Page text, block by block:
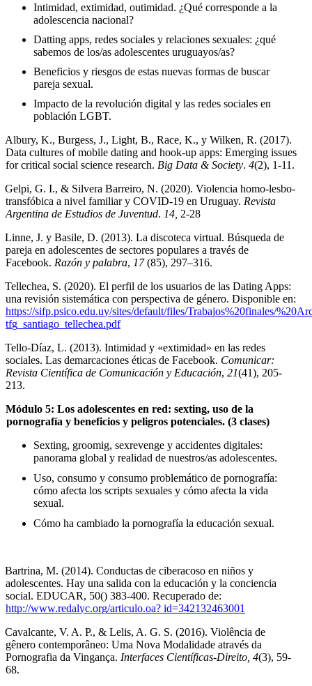
Intimidad, extimidad, outimidad. ¿Qué corresponde a la
adolescencia nacional?
Datting apps, redes sociales y relaciones sexuales: ¿qué
sabemos de los/as adolescentes uruguayos/as?
Beneficios y riesgos de estas nuevas formas de buscar
pareja sexual.
Impacto de la revolución digital y las redes sociales en
población LGBT.
Albury, K., Burgess, J., Light, B., Race, K., y Wilken, R. (2017).
Data cultures of mobile dating and hook-up apps: Emerging issues
for critical social science research. Big Data & Society. 4(2), 1-11.
Gelpi, G. I., & Silvera Barreiro, N. (2020). Violencia homo-lesbo-
transfóbica a nivel familiar y COVID-19 en Uruguay. Revista
Argentina de Estudios de Juventud. 14, 2-28
Linne, J. y Basile, D. (2013). La discoteca virtual. Búsqueda de
pareja en adolescentes de sectores populares a través de
Facebook. Razón y palabra, 17(85), 297–316.
Tellechea, S. (2020). El perfil de los usuarios de las Dating Apps:
una revisión sistemática con perspectiva de género. Disponible en:
https://sifp.psico.edu.uy/sites/default/files/Trabajos%20finales/
tfg _santiago_tellechea.pdf
Tello-Díaz, L. (2013). Intimidad y «extimidad» en las redes
sociales. Las demarcaciones éticas de Facebook. Comunicar:
Revista Científica de Comunicación y Educación, 21(41), 205-
213.
Módulo 5: Los adolescentes en red: sexting, uso de la
pornografía y beneficios y peligros potenciales. (3 clases)
Sexting, groomig, sexrevenge y accidentes digitales:
panorama global y realidad de nuestros/as adolescentes.
Uso, consumo y consumo problemático de pornografía:
cómo afecta los scripts sexuales y cómo afecta la vida
sexual.
Cómo ha cambiado la pornografía la educación sexual.
Bartrina, M. (2014). Conductas de ciberacoso en niños y
adolescentes. Hay una salida con la educación y la conciencia
social. EDUCAR, 50() 383-400. Recuperado de:
http://www.redalyc.org/articulo.oa? id=342132463001
Cavalcante, V. A. P., & Lelis, A. G. S. (2016). Violência de
gênero contemporâneo: Uma Nova Modalidade através da
Pornografia da Vingança. Interfaces Científicas-Direito, 4(3), 59-
68.